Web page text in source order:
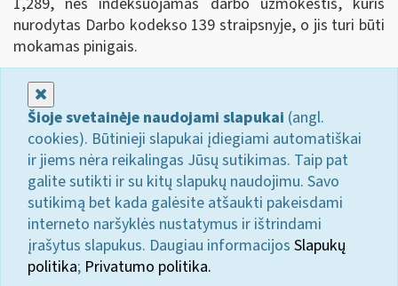
nurodytas Darbo kodekso 139 straipsnyje, o jis turi būti
mokamas pinigais.
Šioje svetainėje naudojami slapukai (angl.
cookies). Būtinieji slapukai įdiegiami automatiškai
ir jiems nėra reikalingas Jūsų sutikimas. Taip pat
galite sutikti ir su kitų slapukų naudojimu. Savo
sutikimą bet kada galėsite atšaukti pakeisdami
interneto naršyklės nustatymus ir ištrindami
įrašytus slapukus. Daugiau informacijos Slapukų
politika; Privatumo politika.